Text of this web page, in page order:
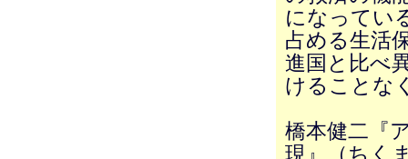
になってい
占める生活
進国と比べ
けることな
橋本健二『
現』（ちく